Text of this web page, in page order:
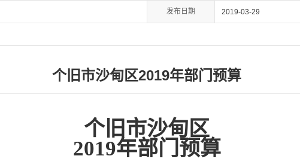
发布日期 2019-03-29
个旧市沙甸区2019年部门预算
个旧市沙甸区
2019年部门预算